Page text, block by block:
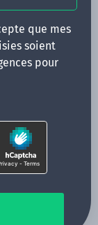
que mes
soient
pour